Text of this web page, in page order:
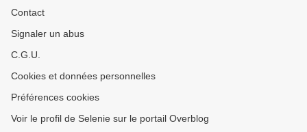
Contact
Signaler un abus
C.G.U.
Cookies et données personnelles
Préférences cookies
Voir le profil de Selenie sur le portail Overblog